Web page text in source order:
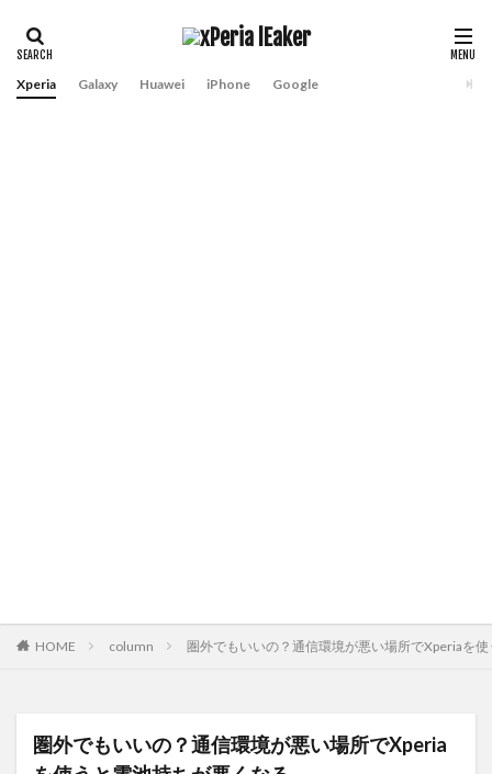
Xperia Galaxy Huawei iPhone Google
HOME column 圏外でもいいの？通信環境が悪い場所でXperiaを
圏外でもいいの？通信環境が悪い場所でXperia